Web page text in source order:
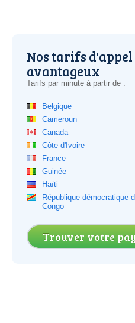
Nos tarifs d'appel
avantageux
Tarifs par minute à partir de :
Belgique
Cameroun
Canada
Côte d'Ivoire
France
Guinée
Haïti
République démocratique
Congo
Trouver votre